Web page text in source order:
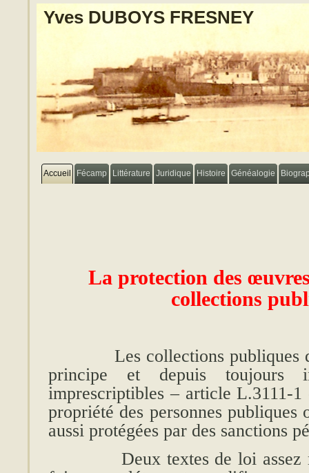
Yves DUBOYS FRESNEY
Accueil Fécamp Littérature Juridique Histoire Généalogie
La protection des
collections
Les collections publiques
principe et depuis toujours
imprescriptibles – article L.3111-
propriété des personnes publiques
aussi protégées par des sanctions
Deux textes de loi assez